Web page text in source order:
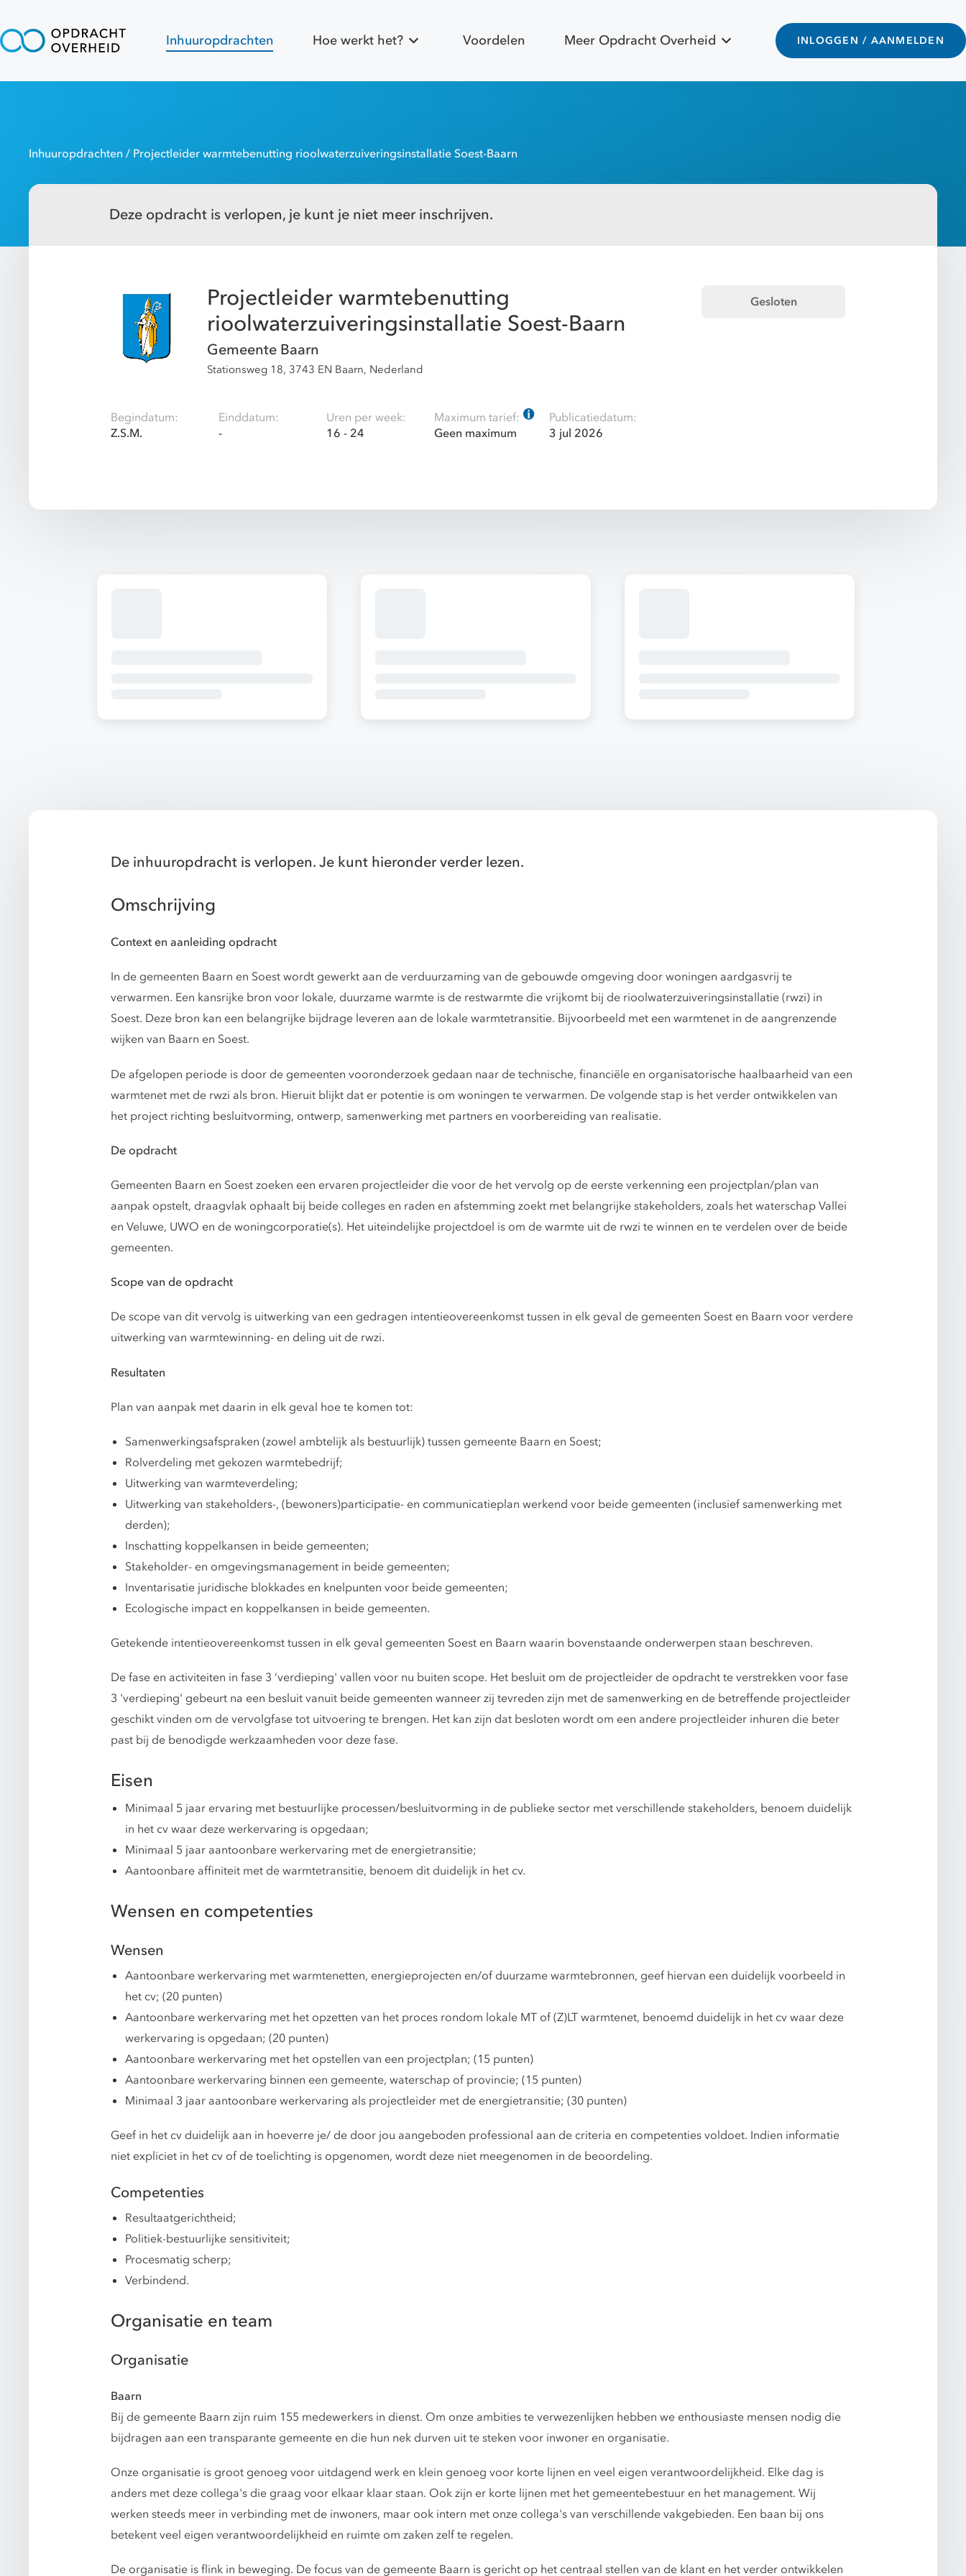
Inhuuropdrachten Hoe werkt het? Voordelen Meer Opdracht Overheid INLOGGEN / AANMELDEN
Inhuuropdrachten / Projectleider warmtebenutting rioolwaterzuiveringsinstallatie Soest-Baarn
Deze opdracht is verlopen, je kunt je niet meer inschrijven.
Projectleider warmtebenutting
rioolwaterzuiveringsinstallatie Soest-Baarn
Gemeente Baarn
Stationsweg 18, 3743 EN Baarn, Nederland
Gesloten
Begindatum:
Z.S.M.
Einddatum:
-
Uren per week:
16 - 24
Maximum tarief:
Geen maximum
Publicatiedatum:
3 jul 2026
De inhuuropdracht is verlopen. Je kunt hieronder verder lezen.
Omschrijving
Context en aanleiding opdracht
In de gemeenten Baarn en Soest wordt gewerkt aan de verduurzaming van de gebouwde omgeving door woningen aardgasvrij te
verwarmen. Een kansrijke bron voor lokale, duurzame warmte is de restwarmte die vrijkomt bij de rioolwaterzuiveringsinstallatie (rwzi) in
Soest. Deze bron kan een belangrijke bijdrage leveren aan de lokale warmtetransitie. Bijvoorbeeld met een warmtenet in de aangrenzende
wijken van Baarn en Soest.
De afgelopen periode is door de gemeenten vooronderzoek gedaan naar de technische, financiële en organisatorische haalbaarheid van een
warmtenet met de rwzi als bron. Hieruit blijkt dat er potentie is om woningen te verwarmen. De volgende stap is het verder ontwikkelen van
het project richting besluitvorming, ontwerp, samenwerking met partners en voorbereiding van realisatie.
De opdracht
Gemeenten Baarn en Soest zoeken een ervaren projectleider die voor de het vervolg op de eerste verkenning een projectplan/plan van
aanpak opstelt, draagvlak ophaalt bij beide colleges en raden en afstemming zoekt met belangrijke stakeholders, zoals het waterschap Vallei
en Veluwe, UWO en de woningcorporatie(s). Het uiteindelijke projectdoel is om de warmte uit de rwzi te winnen en te verdelen over de beide
gemeenten.
Scope van de opdracht
De scope van dit vervolg is uitwerking van een gedragen intentieovereenkomst tussen in elk geval de gemeenten Soest en Baarn voor verdere
uitwerking van warmtewinning- en deling uit de rwzi.
Resultaten
Plan van aanpak met daarin in elk geval hoe te komen tot:
Samenwerkingsafspraken (zowel ambtelijk als bestuurlijk) tussen gemeente Baarn en Soest;
Rolverdeling met gekozen warmtebedrijf;
Uitwerking van warmteverdeling;
Uitwerking van stakeholders-, (bewoners)participatie- en communicatieplan werkend voor beide gemeenten (inclusief samenwerking met
derden);
Inschatting koppelkansen in beide gemeenten;
Stakeholder- en omgevingsmanagement in beide gemeenten;
Inventarisatie juridische blokkades en knelpunten voor beide gemeenten;
Ecologische impact en koppelkansen in beide gemeenten.
Getekende intentieovereenkomst tussen in elk geval gemeenten Soest en Baarn waarin bovenstaande onderwerpen staan beschreven.
De fase en activiteiten in fase 3 ‘verdieping' vallen voor nu buiten scope. Het besluit om de projectleider de opdracht te verstrekken voor fase
3 'verdieping' gebeurt na een besluit vanuit beide gemeenten wanneer zij tevreden zijn met de samenwerking en de betreffende projectleider
geschikt vinden om de vervolgfase tot uitvoering te brengen. Het kan zijn dat besloten wordt om een andere projectleider inhuren die beter
past bij de benodigde werkzaamheden voor deze fase.
Eisen
Minimaal 5 jaar ervaring met bestuurlijke processen/besluitvorming in de publieke sector met verschillende stakeholders, benoem duidelijk
in het cv waar deze werkervaring is opgedaan;
Minimaal 5 jaar aantoonbare werkervaring met de energietransitie;
Aantoonbare affiniteit met de warmtetransitie, benoem dit duidelijk in het cv.
Wensen en competenties
Wensen
Aantoonbare werkervaring met warmtenetten, energieprojecten en/of duurzame warmtebronnen, geef hiervan een duidelijk voorbeeld in
het cv; (20 punten)
Aantoonbare werkervaring met het opzetten van het proces rondom lokale MT of (Z)LT warmtenet, benoemd duidelijk in het cv waar deze
werkervaring is opgedaan; (20 punten)
Aantoonbare werkervaring met het opstellen van een projectplan; (15 punten)
Aantoonbare werkervaring binnen een gemeente, waterschap of provincie; (15 punten)
Minimaal 3 jaar aantoonbare werkervaring als projectleider met de energietransitie; (30 punten)
Geef in het cv duidelijk aan in hoeverre je/ de door jou aangeboden professional aan de criteria en competenties voldoet. Indien informatie
niet expliciet in het cv of de toelichting is opgenomen, wordt deze niet meegenomen in de beoordeling.
Competenties
Resultaatgerichtheid;
Politiek-bestuurlijke sensitiviteit;
Procesmatig scherp;
Verbindend.
Organisatie en team
Organisatie
Baarn
Bij de gemeente Baarn zijn ruim 155 medewerkers in dienst. Om onze ambities te verwezenlijken hebben we enthousiaste mensen nodig die
bijdragen aan een transparante gemeente en die hun nek durven uit te steken voor inwoner en organisatie.
Onze organisatie is groot genoeg voor uitdagend werk en klein genoeg voor korte lijnen en veel eigen verantwoordelijkheid. Elke dag is
anders met deze collega's die graag voor elkaar klaar staan. Ook zijn er korte lijnen met het gemeentebestuur en het management. Wij
werken steeds meer in verbinding met de inwoners, maar ook intern met onze collega's van verschillende vakgebieden. Een baan bij ons
betekent veel eigen verantwoordelijkheid en ruimte om zaken zelf te regelen.
De organisatie is flink in beweging. De focus van de gemeente Baarn is gericht op het centraal stellen van de klant en het verder ontwikkelen